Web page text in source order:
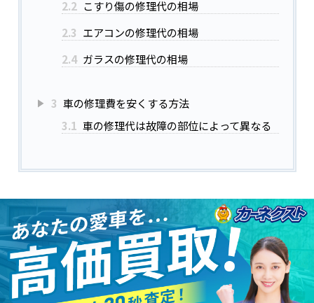
2.2 こすり傷の修理代の相場
2.3 エアコンの修理代の相場
2.4 ガラスの修理代の相場
3 車の修理費を安くする方法
3.1 車の修理代は故障の部位によって異なる